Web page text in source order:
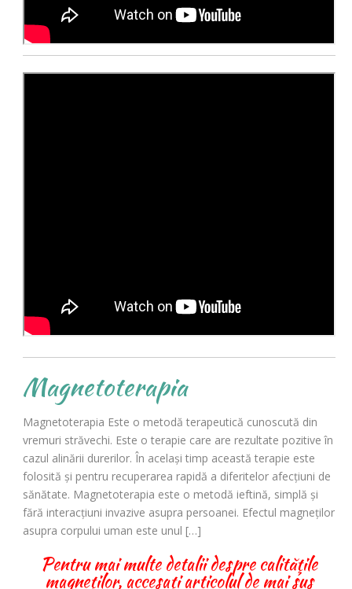
Magnetoterapia
Magnetoterapia Este o metodă terapeutică cunoscută din
vremuri străvechi. Este o terapie care are rezultate pozitive în
cazul alinării durerilor. În același timp această terapie este
folosită și pentru recuperarea rapidă a diferitelor afecțiuni de
sănătate. Magnetoterapia este o metodă ieftină, simplă și
fără interacțiuni invazive asupra persoanei. Efectul magneților
asupra corpului uman este unul […]
Pentru mai multe detalii despre calităţile
magneţilor, accesaţi articolul de mai sus